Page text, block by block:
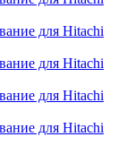
для Hitachi
для Hitachi
для Hitachi
для Hitachi